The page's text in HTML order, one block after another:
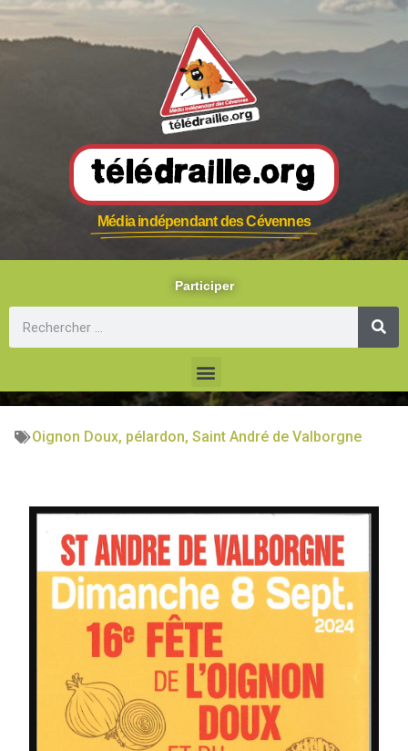
Télédraille.org
Média indépendant des Cévennes
Participer
Oignon Doux, pélardon, Saint André de Valborgne